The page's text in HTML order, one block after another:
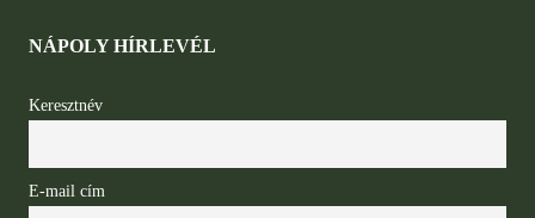
NÁPOLY HÍRLEVÉL
Keresztnév
E-mail cím